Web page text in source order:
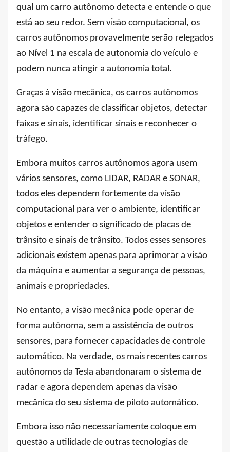
qual um carro autônomo detecta e entende o que
está ao seu redor. Sem visão computacional, os
carros autônomos provavelmente serão relegados
ao Nível 1 na escala de autonomia do veículo e
podem nunca atingir a autonomia total.
Graças à visão mecânica, os carros autônomos
agora são capazes de classificar objetos, detectar
faixas e sinais, identificar sinais e reconhecer o
tráfego.
Embora muitos carros autônomos agora usem
vários sensores, como LIDAR, RADAR e SONAR,
todos eles dependem fortemente da visão
computacional para ver o ambiente, identificar
objetos e entender o significado de placas de
trânsito e sinais de trânsito. Todos esses sensores
adicionais existem apenas para aprimorar a visão
da máquina e aumentar a segurança de pessoas,
animais e propriedades.
No entanto, a visão mecânica pode operar de
forma autônoma, sem a assistência de outros
sensores, para fornecer capacidades de controle
automático. Na verdade, os mais recentes carros
autônomos da Tesla abandonaram o sistema de
radar e agora dependem apenas da visão
mecânica do seu sistema de piloto automático.
Embora isso não necessariamente coloque em
questão a utilidade de outras tecnologias de